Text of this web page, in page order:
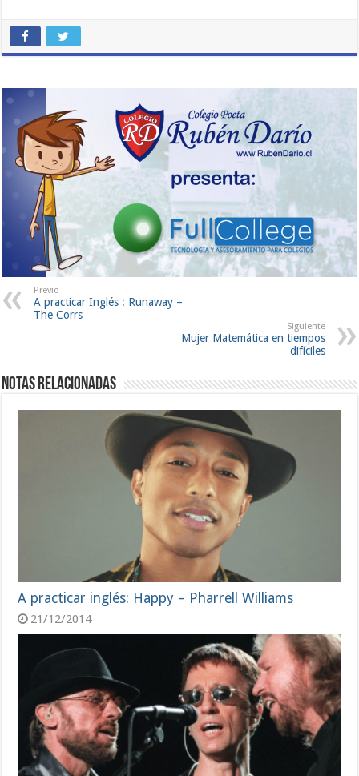
Previo
A practicar Inglés : Runaway –
The Corrs
Siguiente
Mujer Matemática en tiempos
difíciles
Notas Relacionadas
A practicar inglés: Happy – Pharrell Williams
21/12/2014